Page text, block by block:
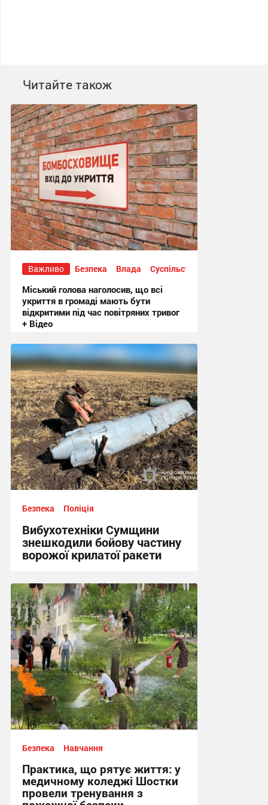
Читайте також
Важливо Безпека Влада Суспільство
Міський голова наголосив, що всі
укриття в громаді мають бути
відкритими під час повітряних тривог
+ Відео
20:50, 3.08.2026
Безпека Поліція
Вибухотехніки Сумщини
знешкодили бойову частину
ворожої крилатої ракети
17:34, 3.08.2026
Безпека Навчання
Практика, що рятує життя: у
медичному коледжі Шостки
провели тренування з